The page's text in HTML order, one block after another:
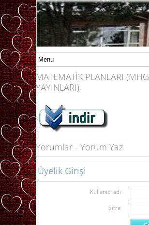
MATEMATİK PLANLARI (MHG
YAYINLARI)
Yorumlar - Yorum Yaz
Üyelik Girişi
Kullanıcı adı
Şifre